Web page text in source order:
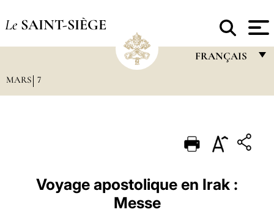
Le SAINT-SIÈGE
FRANÇAIS
PORTUGUÊS
ESPAÑOL
MARS 7
Voyage apostolique en Irak :
Messe